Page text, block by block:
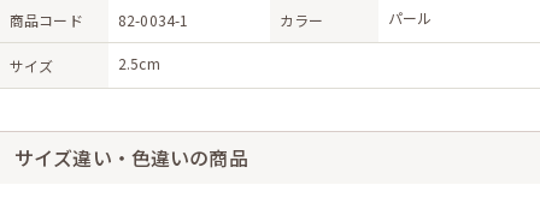
商品コード 82-0034-1 カラー パール
サイズ 2.5cm
サイズ違い・色違いの商品